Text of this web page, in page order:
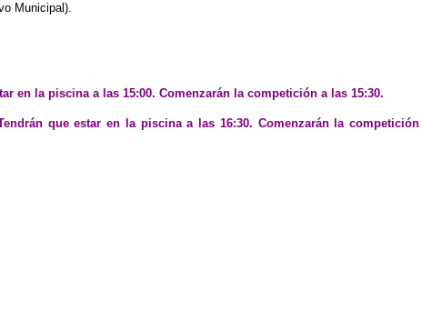
Municipal).
en la piscina a las 15:00. Comenzarán la competición a las 15:30.
que estar en la piscina a las 16:30. Comenzarán la